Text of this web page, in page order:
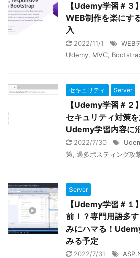
【Udemy学習＃３
WEB制作を楽にす
入
2022/11/1 WEB
Udemy MVC
セキュリティ Server
【Udemy学習＃２
セキュリティ対策
Udemy学習内容に
2022/7/30
策 過多ポスティング攻
Server
【Udemy学習＃１
前！？専門用語多
みにハマる！
みる予定
2022/7/31